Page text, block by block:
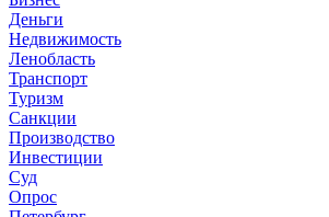
Деньги
Недвижимость
Ленобласть
Транспорт
Туризм
Санкции
Производство
Инвестиции
Суд
Опрос